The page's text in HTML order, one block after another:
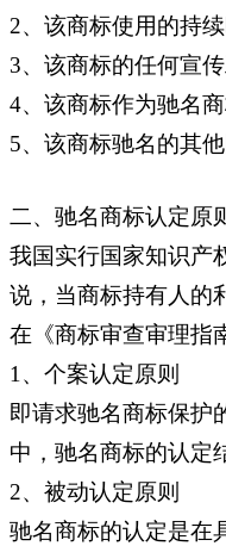
2、该商标使用的持续
3、该商标的任何宣
4、该商标作为驰名
5、该商标驰名的其他
二、驰名商标认定原
我国实行国家知识产
说，当商标持有人的
在《商标审查审理指
1、个案认定原则
即请求驰名商标保护
中，驰名商标的认定
2、被动认定原则
驰名商标的认定是在